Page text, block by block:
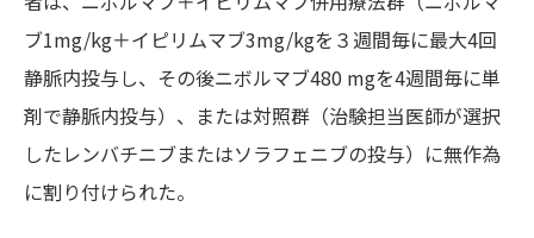
ブ1mg/kg＋イピリムマブ3mg/kgを３週間毎に最大4回
静脈内投与し、その後ニボルマブ480 mgを4週間毎に単
剤で静脈内投与）、または対照群（治験担当医師が選択
したレンバチニブまたはソラフェニブの投与）に無作為
に割り付けられた。